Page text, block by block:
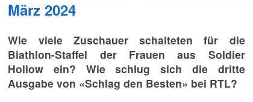
März 2024
Wie viele Zuschauer schalteten für die
Biathlon-Staffel der Frauen aus Soldier
Hollow ein? Wie schlug sich die dritte
Ausgabe von «Schlag den Besten» bei RTL?